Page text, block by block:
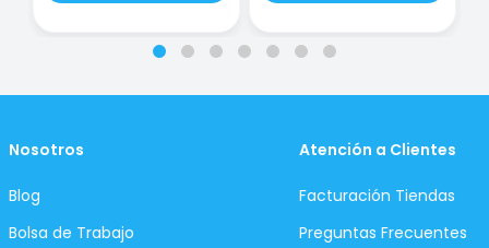
Nosotros
Blog
Bolsa de Trabajo
Atención a Clientes
Facturación Tiendas
Preguntas Frecuentes